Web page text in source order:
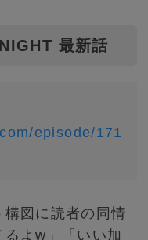
最新話
episode/171
図に読者の同情
よw」「いい加